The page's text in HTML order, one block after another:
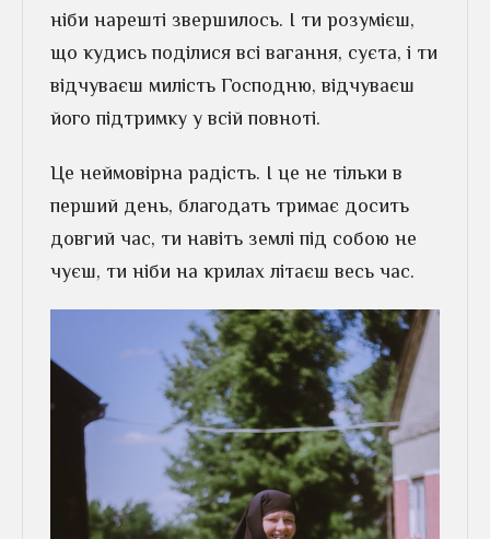
ніби нарешті звершилось. І ти розумієш,
що кудись поділися всі вагання, суєта, і ти
відчуваєш милість Господню, відчуваєш
його підтримку у всій повноті.
Це неймовірна радість. І це не тільки в
перший день, благодать тримає досить
довгий час, ти навіть землі під собою не
чуєш, ти ніби на крилах літаєш весь час.